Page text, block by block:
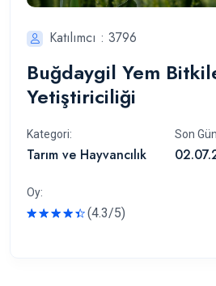
Katılımcı : 3796
Buğdaygil Yem
Yetiştiriciliği
Kategori:
Tarım ve Hayvancılık
Son
Oy:
(4.3/5)